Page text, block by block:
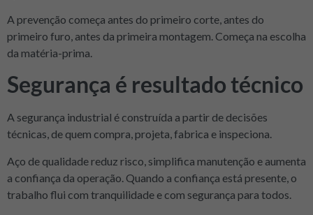
A prevenção começa antes do primeiro corte, antes do
primeiro furo, antes da primeira montagem. Começa na escolha
da matéria-prima.
Segurança é resultado técnico
A segurança industrial é construída a partir de decisões
técnicas, de quem compra, projeta, fabrica e inspeciona.
Aço de qualidade reduz risco, simplifica manutenção e aumenta
a confiança da operação. Quando a confiança está presente, o
trabalho flui com tranquilidade e com segurança para todos.